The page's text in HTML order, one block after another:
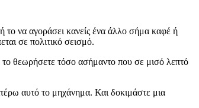
το να αγοράσει κανείς ένα άλλο σήμα καφέ ή
σε πολιτικό σεισμό.
το θεωρήσετε τόσο ασήμαντο που σε μισό λεπτό
αυτό το μηχάνημα. Και δοκιμάστε μια